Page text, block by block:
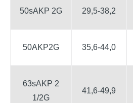
50sAKР 2G 29,5-38,2
50AKР2G 35,6-44,0
63sAKР 2
1/2G
41,6-49,9